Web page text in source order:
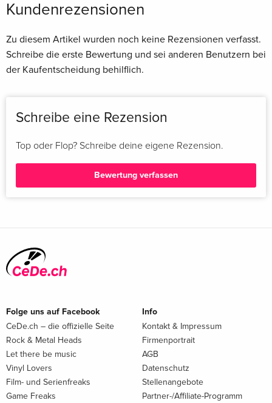
Kundenrezensionen
Zu diesem Artikel wurden noch keine Rezensionen verfasst.
Schreibe die erste Bewertung und sei anderen Benutzern bei
der Kaufentscheidung behilflich.
Schreibe eine Rezension
Top oder Flop? Schreibe deine eigene Rezension.
Bewertung verfassen
Folge uns auf Facebook
CeDe.ch – die offizielle Seite
Rock & Metal Heads
Let there be music
Vinyl Lovers
Film- und Serienfreaks
Game Freaks
Info
Kontakt & Impressum
Firmenportrait
AGB
Datenschutz
Stellenangebote
Partner-/Affiliate-Programm